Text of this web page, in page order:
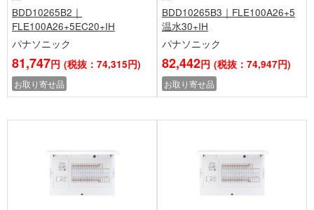
BDD10265B2｜
FLE100A26+5EC20+IH
パナソニック
81,747円 (税抜：74,315円)
お取り寄せ品
BDD10265B3｜FLE100A26+5
温水30+IH
パナソニック
82,442円 (税抜：74,947円)
お取り寄せ品